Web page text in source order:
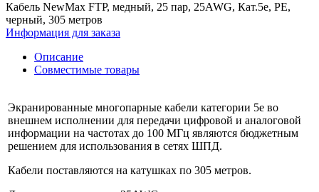
Кабель NewMax FTP, медный, 25 пар, 25AWG, Кат.5e, PE,
черный, 305 метров
Информация для заказа
Описание
Совместимые товары
Экранированные многопарные кабели категории 5e во
внешнем исполнении для передачи цифровой и аналоговой
информации на частотах до 100 МГц являются бюджетным
решением для использования в сетях ШПД.
Кабели поставляются на катушках по 305 метров.